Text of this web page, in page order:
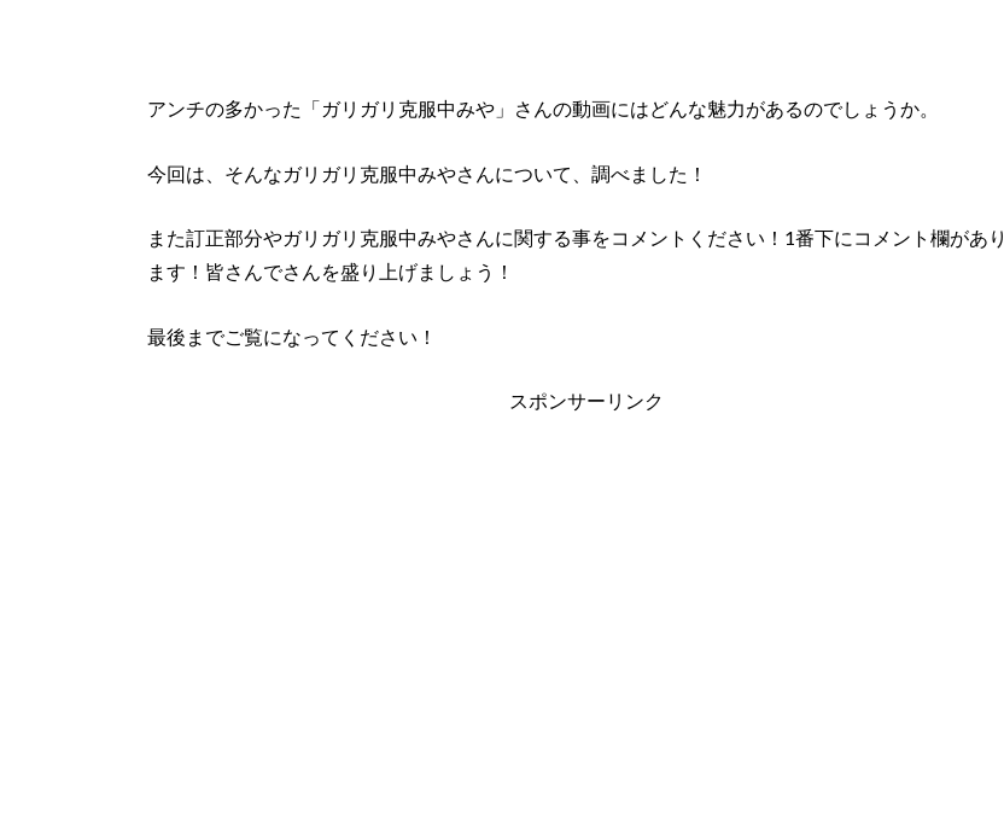
アンチの多かった「ガリガリ克服中みや」さんの動画にはどんな魅力があるのでしょうか。
今回は、そんなガリガリ克服中みやさんについて、調べました！
また訂正部分やガリガリ克服中みやさんに関する事をコメントください！1番下にコメント欄があり
ます！皆さんでさんを盛り上げましょう！
最後までご覧になってください！
スポンサーリンク